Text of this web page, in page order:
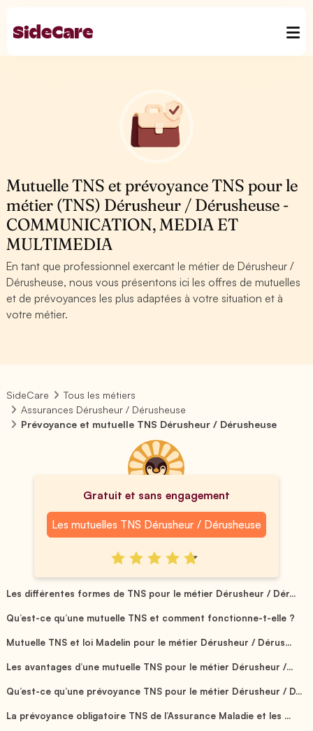
Mutuelle TNS et prévoyance TNS pour le
métier (TNS) Dérusheur / Dérusheuse -
COMMUNICATION, MEDIA ET
MULTIMEDIA
En tant que professionnel exercant le métier de Dérusheur /
Dérusheuse, nous vous présentons ici les offres de mutuelles
et de prévoyances les plus adaptées à votre situation et à
votre métier.
SideCare
Tous les métiers
Assurances Dérusheur / Dérusheuse
Prévoyance et mutuelle TNS Dérusheur / Dérusheuse
Gratuit et sans engagement
Les mutuelles TNS Dérusheur / Dérusheuse
Les différentes formes de TNS pour le métier Dérusheur / Dér...
Qu’est-ce qu’une mutuelle TNS et comment fonctionne-t-elle ?
Mutuelle TNS et loi Madelin pour le métier Dérusheur / Dérus...
Les avantages d’une mutuelle TNS pour le métier Dérusheur /...
Qu’est-ce qu’une prévoyance TNS pour le métier Dérusheur / D...
La prévoyance obligatoire TNS de l’Assurance Maladie et les ...